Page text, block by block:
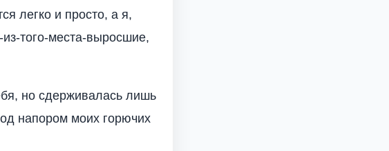
легко и просто, а я,
из-того-места-выросшие,
но сдерживалась лишь
напором моих горючих